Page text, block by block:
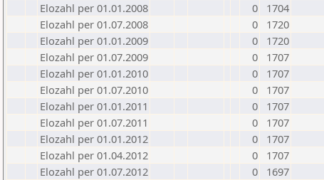
Elozahl per 01.01.2008
0
1704
Elozahl per 01.07.2008
0
1720
Elozahl per 01.01.2009
0
1720
Elozahl per 01.07.2009
0
1707
Elozahl per 01.01.2010
0
1707
Elozahl per 01.07.2010
0
1707
Elozahl per 01.01.2011
0
1707
Elozahl per 01.07.2011
0
1707
Elozahl per 01.01.2012
0
1707
Elozahl per 01.04.2012
0
1707
Elozahl per 01.07.2012
0
1697